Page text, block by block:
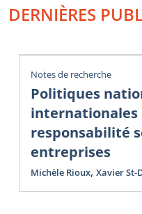
DERNIÈRES
Notes de recherche
Politiques
internationales
responsabilité
entreprises
Michèle Rioux, Xavier St-